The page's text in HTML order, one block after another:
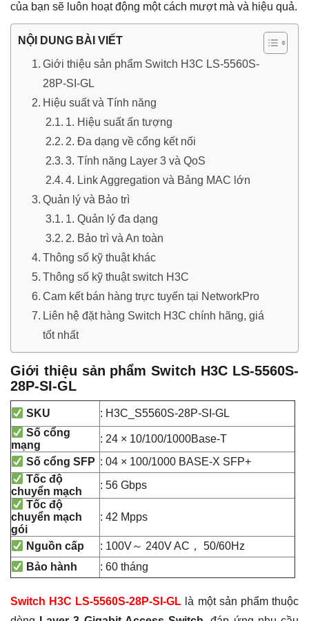
của bạn sẽ luôn hoạt động một cách mượt mà và hiệu quả.
NỘI DUNG BÀI VIẾT
Giới thiệu sản phẩm Switch H3C LS-5560S-
28P-SI-GL
Hiệu suất và Tính năng
1. Hiệu suất ấn tượng
2. Đa dạng về cổng kết nối
3. Tính năng Layer 3 và QoS
4. Link Aggregation và Bảng MAC lớn
Quản lý và Bảo trì
1. Quản lý đa dạng
2. Bảo trì và An toàn
Thông số kỹ thuật khác
Thông số kỹ thuật switch H3C
Cam kết bán hàng trực tuyến tại NetworkPro
Liên hệ đặt hàng Switch H3C chính hãng, giá
tốt nhất
Giới thiệu sản phẩm Switch H3C LS-5560S-
28P-SI-GL
SKU
: H3C_S5560S-28P-SI-GL
Số cổng
mạng
: 24 × 10/100/1000Base-T
Số cổng SFP : 04 × 100/1000 BASE-X SFP+
Tốc độ
chuyển mạch
: 56 Gbps
Tốc độ
chuyển mạch
gói
: 42 Mpps
Nguồn cấp
: 100V～ 240V AC， 50/60Hz
Bảo hành
: 60 tháng
Switch H3C LS-5560S-28P-SI-GL là một sản phẩm thuộc